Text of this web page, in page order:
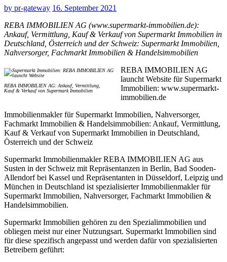
by pr-gateway 16. September 2021
REBA IMMOBILIEN AG (www.supermarkt-immobilien.de):
Ankauf, Vermittlung, Kauf & Verkauf von Supermarkt Immobilien in
Deutschland, Österreich und der Schweiz: Supermarkt Immobilien,
Nahversorger, Fachmarkt Immobilien & Handelsimmobilien
REBA IMMOBILIEN AG: Ankauf, Vermittlung,
Kauf & Verkauf von Supermark Immobilien
REBA IMMOBILIEN AG
launcht Website für Supermarkt
Immobilien: www.supermarkt-
immobilien.de
Immobilienmakler für Supermarkt Immobilien, Nahversorger,
Fachmarkt Immobilien & Handelsimmobilien: Ankauf, Vermittlung,
Kauf & Verkauf von Supermarkt Immobilien in Deutschland,
Österreich und der Schweiz
Supermarkt Immobilienmakler REBA IMMOBILIEN AG aus
Susten in der Schweiz mit Repräsentanzen in Berlin, Bad Sooden-
Allendorf bei Kassel und Repräsentanten in Düsseldorf, Leipzig und
München in Deutschland ist spezialisierter Immobilienmakler für
Supermarkt Immobilien, Nahversorger, Fachmarkt Immobilien &
Handelsimmobilien.
Supermarkt Immobilien gehören zu den Spezialimmobilien und
obliegen meist nur einer Nutzungsart. Supermarkt Immobilien sind
für diese spezifisch angepasst und werden dafür von spezialisierten
Betreibern geführt: